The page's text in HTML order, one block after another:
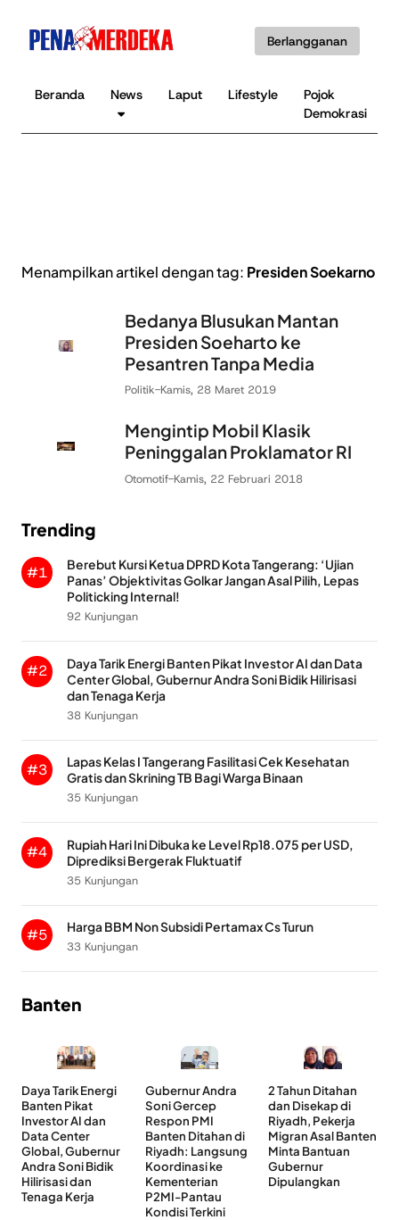
Berlangganan
Beranda News Laput Lifestyle
Pojok
Demokrasi
Menampilkan artikel dengan tag: Presiden Soekarno
Bedanya Blusukan Mantan
Presiden Soeharto ke
Pesantren Tanpa Media
Politik-Kamis, 28 Maret 2019
Mengintip Mobil Klasik
Peninggalan Proklamator RI
Otomotif-Kamis, 22 Februari 2018
Trending
#1
Berebut Kursi Ketua DPRD Kota Tangerang: ‘Ujian
Panas’ Objektivitas Golkar Jangan Asal Pilih, Lepas
Politicking Internal!
92 Kunjungan
#2
Daya Tarik Energi Banten Pikat Investor AI dan Data
Center Global, Gubernur Andra Soni Bidik Hilirisasi
dan Tenaga Kerja
38 Kunjungan
#3
Lapas Kelas I Tangerang Fasilitasi Cek Kesehatan
Gratis dan Skrining TB Bagi Warga Binaan
35 Kunjungan
#4
Rupiah Hari Ini Dibuka ke Level Rp18.075 per USD,
Diprediksi Bergerak Fluktuatif
35 Kunjungan
#5
Harga BBM Non Subsidi Pertamax Cs Turun
33 Kunjungan
Banten
Daya Tarik Energi
Banten Pikat
Investor AI dan
Data Center
Global, Gubernur
Andra Soni Bidik
Hilirisasi dan
Tenaga Kerja
Gubernur Andra
Soni Gercep
Respon PMI
Banten Ditahan di
Riyadh: Langsung
Koordinasi ke
Kementerian
P2MI-Pantau
Kondisi Terkini
2 Tahun Ditahan
dan Disekap di
Riyadh, Pekerja
Migran Asal Banten
Minta Bantuan
Gubernur
Dipulangkan